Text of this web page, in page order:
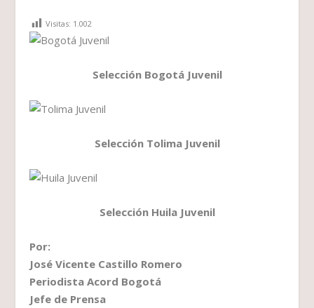
Visitas: 1.002
Selección Bogotá Juvenil
Selección Tolima Juvenil
Selección Huila Juvenil
Por:
José Vicente Castillo Romero
Periodista Acord Bogotá
Jefe de Prensa